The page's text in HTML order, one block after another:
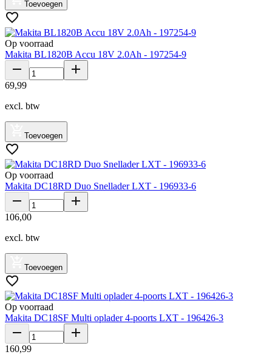
Toevoegen
Op voorraad
Makita BL1820B Accu 18V 2.0Ah - 197254-9
69,99
excl. btw
Toevoegen
Op voorraad
Makita DC18RD Duo Snellader LXT - 196933-6
106,00
excl. btw
Toevoegen
Op voorraad
Makita DC18SF Multi oplader 4-poorts LXT - 196426-3
160,99